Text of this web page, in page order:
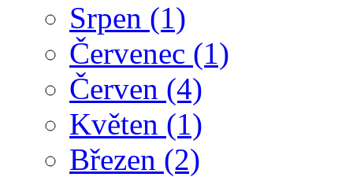
Srpen (1)
Červenec (1)
Červen (4)
Květen (1)
Březen (2)